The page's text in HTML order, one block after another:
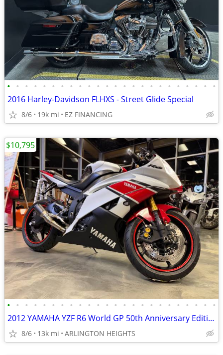
• • • • • • • • • • • • • • • • • • • • • • • •
2016 Harley-Davidson FLHXS - Street Glide Special
8/6 19k mi EZ FINANCING
• • • • • • • • • • • • • • • • • • • • • • • •
2012 YAMAHA YZF R6 World GP 50th Anniversary Edition
8/6 13k mi ARLINGTON HEIGHTS
$10,795